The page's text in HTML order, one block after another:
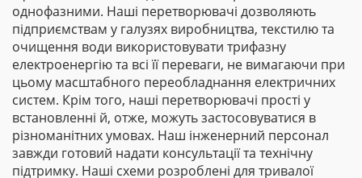
однофазними. Наші перетворювачі дозволяють
підприємствам у галузях виробництва, текстилю та
очищення води використовувати трифазну
електроенергію та всі її переваги, не вимагаючи при
цьому масштабного переобладнання електричних
систем. Крім того, наші перетворювачі прості у
встановленні й, отже, можуть застосовуватися в
різноманітних умовах. Наш інженерний персонал
завжди готовий надати консультації та технічну
підтримку. Наші схеми розроблені для тривалої